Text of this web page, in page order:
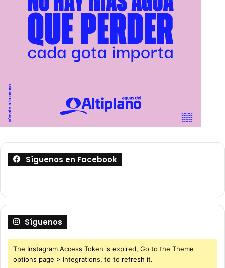
Síguenos en Facebook
Síguenos
The Instagram Access Token is expired, Go to the Theme
options page > Integrations, to to refresh it.